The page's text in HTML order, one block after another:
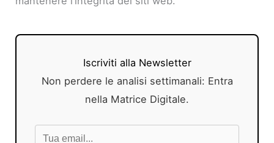
Iscriviti alla Newsletter
Non perdere le analisi settimanali: Entra
nella Matrice Digitale.